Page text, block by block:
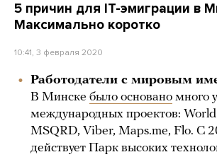
5 причин для IT-эмиграции в
Максимально коротко
10:41, 3 февраля 2020
Работодатели с мировым
В Минске было основано много
международных проектов: World
MSQRD, Viber, Maps.me, Flo. С
действует Парк высоких